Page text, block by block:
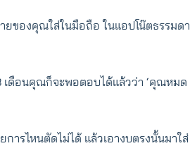
ยของคุณใส่ในมือถือ ในแอปโน๊ตธรรมดา
เดือนคุณก็จะพอตอบได้แล้วว่า ‘คุณหมด
ารไหนตัดไม่ได้ แล้วเอางบตรงนั้นมาใส่